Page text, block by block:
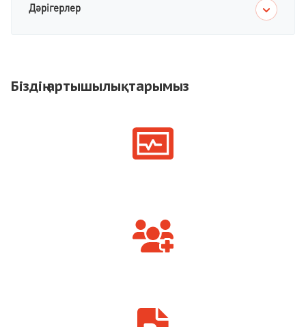
Дәрігерлер
Біздің артышылықтарымыз